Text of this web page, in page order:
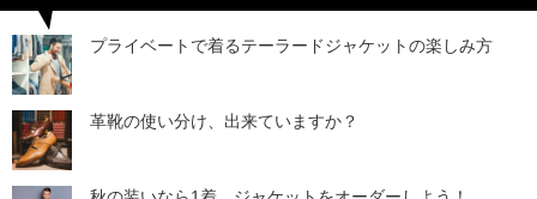
プライベートで着るテーラードジャケットの楽しみ方
革靴の使い分け、出来ていますか？